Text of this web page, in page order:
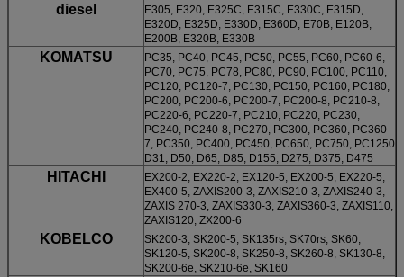
diesel
E305, E320, E325C, E315C, E330C, E315D,
E320D, E325D, E330D, E360D, E70B, E120B,
E200B, E320B, E330B
KOMATSU
PC35, PC40, PC45, PC50, PC55, PC60, PC60-6,
PC70, PC75, PC78, PC80, PC90, PC100, PC110,
PC120, PC120-7, PC130, PC150, PC160, PC180,
PC200, PC200-6, PC200-7, PC200-8, PC210-8,
PC220-6, PC220-7, PC210, PC220, PC230,
PC240, PC240-8, PC270, PC300, PC360, PC360-
7, PC350, PC400, PC450, PC650, PC750, PC1250
D31, D50, D65, D85, D155, D275, D375, D475
HITACHI
EX200-2, EX220-2, EX120-5, EX200-5, EX220-5,
EX400-5, ZAXIS200-3, ZAXIS210-3, ZAXIS240-3,
ZAXIS 270-3, ZAXIS330-3, ZAXIS360-3, ZAXIS110,
ZAXIS120, ZX200-6
KOBELCO
SK200-3, SK200-5, SK135rs, SK70rs, SK60,
SK120-5, SK200-8, SK250-8, SK260-8, SK130-8,
SK200-6e, SK210-6e, SK160